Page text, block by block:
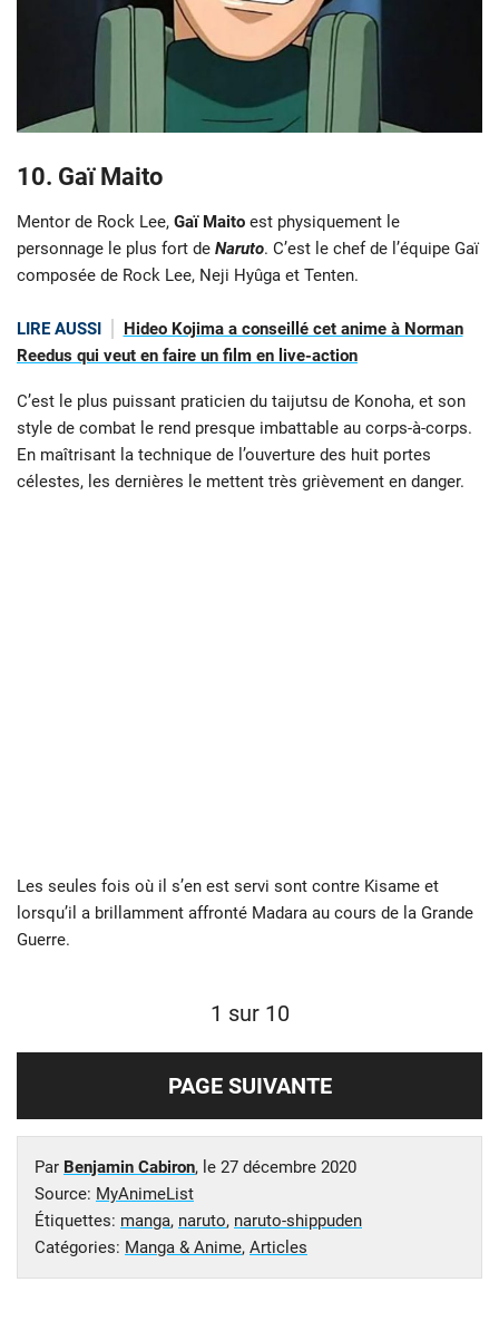
10. Gaï Maito
Mentor de Rock Lee, Gaï Maito est physiquement le
personnage le plus fort de Naruto. C’est le chef de l’équipe Gaï
composée de Rock Lee, Neji Hyûga et Tenten.
LIRE AUSSI
Hideo Kojima a conseillé cet anime à Norman
Reedus qui veut en faire un film en live-action
C’est le plus puissant praticien du taijutsu de Konoha, et son
style de combat le rend presque imbattable au corps-à-corps.
En maîtrisant la technique de l’ouverture des huit portes
célestes, les dernières le mettent très grièvement en danger.
Les seules fois où il s’en est servi sont contre Kisame et
lorsqu’il a brillamment affronté Madara au cours de la Grande
Guerre.
1 sur 10
PAGE SUIVANTE
Par Benjamin Cabiron, le 27 décembre 2020
Source: MyAnimeList
Étiquettes: manga, naruto, naruto-shippuden
Catégories: Manga & Anime, Articles